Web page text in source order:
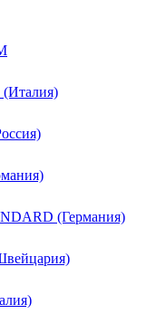
(Италия)
(Германия)